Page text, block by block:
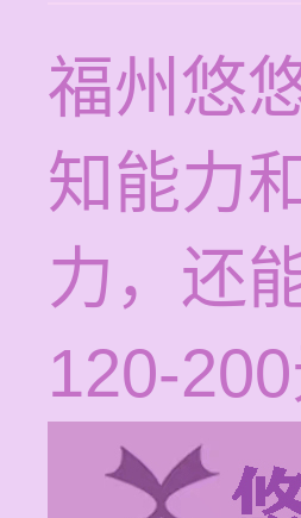
福州悠
知能力
力，还
120-